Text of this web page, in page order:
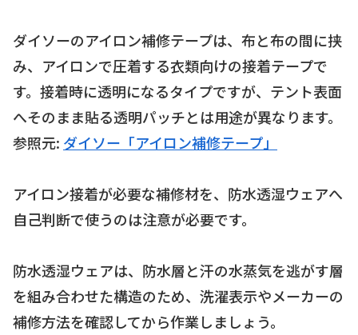
ダイソーのアイロン補修テープは、布と布の間に挟
み、アイロンで圧着する衣類向けの接着テープで
す。接着時に透明になるタイプですが、テント表面
へそのまま貼る透明パッチとは用途が異なります。
参照元: ダイソー「アイロン補修テープ」
アイロン接着が必要な補修材を、防水透湿ウェアへ
自己判断で使うのは注意が必要です。
防水透湿ウェアは、防水層と汗の水蒸気を逃がす層
を組み合わせた構造のため、洗濯表示やメーカーの
補修方法を確認してから作業しましょう。